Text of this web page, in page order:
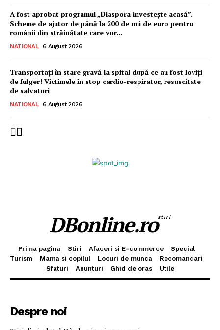
A fost aprobat programul „Diaspora investește acasă”.
Scheme de ajutor de până la 200 de mii de euro pentru
românii din străinătate care vor...
NATIONAL 6 August 2026
Transportați în stare gravă la spital după ce au fost loviți
de fulger! Victimele în stop cardio-respirator, resuscitate
de salvatori
NATIONAL 6 August 2026
DBonline.rostiri
Prima pagina Stiri Afaceri si E-commerce
Special
Turism
Mama si copilul Locuri de munca
Recomandari
Sfaturi
Anunturi Ghid de oras Utile
Despre noi